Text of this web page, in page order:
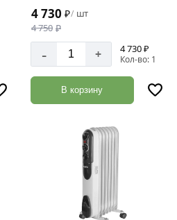
4 730 ₽/ шт
4 750 ₽
- + 4 730 ₽
Кол-во: 1
В корзину